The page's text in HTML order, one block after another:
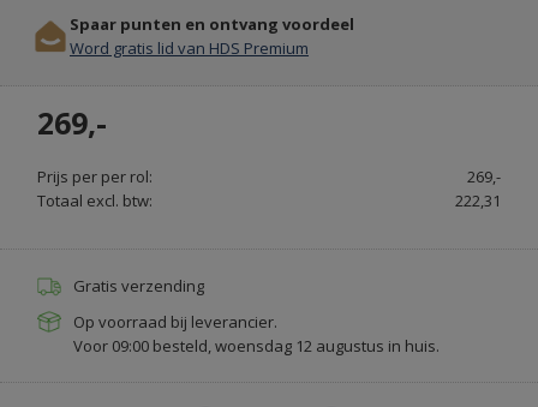
MEUBELS
&
VERLICHTING
INTERIEURDESIGNSHOP.NL
Spaar punten en ontvang voordeel
Word gratis lid van HDS Premium
269,-
Prijs per per rol:
269,-
Totaal excl. btw:
222,31
Gratis verzending
Op voorraad bij leverancier.
Voor 09:00 besteld, woensdag 12 augustus in huis.